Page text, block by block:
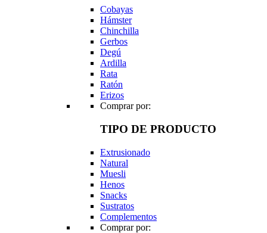
Cobayas
Hámster
Chinchilla
Gerbos
Degú
Ardilla
Rata
Ratón
Erizos
Comprar por:
TIPO DE PRODUCTO
Extrusionado
Natural
Muesli
Henos
Snacks
Sustratos
Complementos
Comprar por: